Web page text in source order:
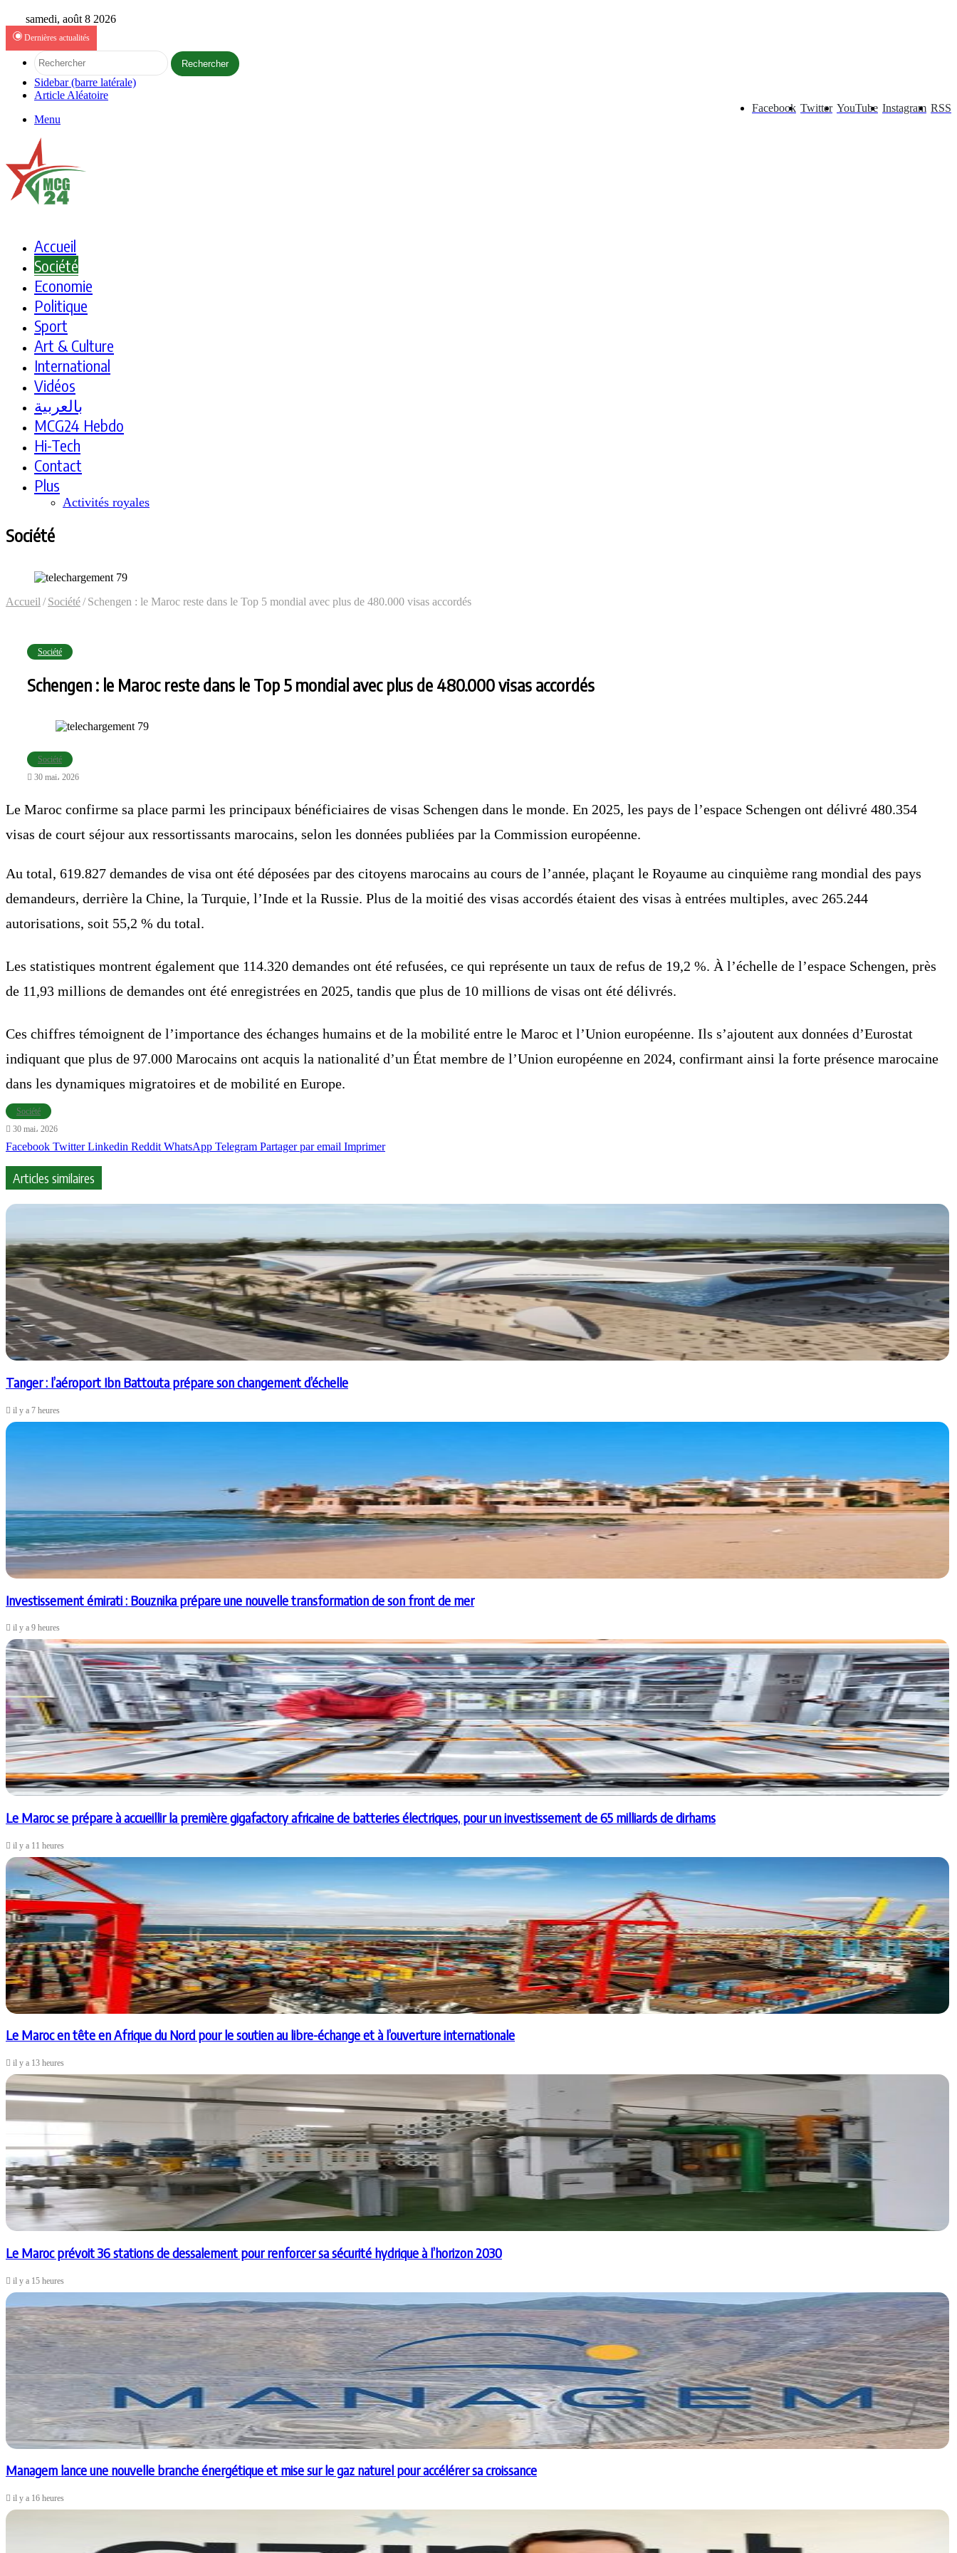
samedi, août 8 2026
Dernières actualités
Rechercher
Sidebar (barre latérale)
Article Aléatoire
RSS
Instagram
YouTube
Twitter
Facebook
Menu
Accueil
Société
Economie
Politique
Sport
Art & Culture
International
Vidéos
بالعربية
MCG24 Hebdo
Hi-Tech
Contact
Plus
Activités royales
Société
Accueil / Société/ Schengen : le Maroc reste dans le Top 5 mondial avec plus de 480.000 visas accordés
Société
Schengen : le Maroc reste dans le Top 5 mondial avec plus de 480.000 visas accordés
Société
30 mai، 2026
Le Maroc confirme sa place parmi les principaux bénéficiaires de visas Schengen dans le monde. En 2025, les pays de l’espace Schengen ont délivré 480.354
visas de court séjour aux ressortissants marocains, selon les données publiées par la Commission européenne.
Au total, 619.827 demandes de visa ont été déposées par des citoyens marocains au cours de l’année, plaçant le Royaume au cinquième rang mondial des pays
demandeurs, derrière la Chine, la Turquie, l’Inde et la Russie. Plus de la moitié des visas accordés étaient des visas à entrées multiples, avec 265.244
autorisations, soit 55,2 % du total.
Les statistiques montrent également que 114.320 demandes ont été refusées, ce qui représente un taux de refus de 19,2 %. À l’échelle de l’espace Schengen, près
de 11,93 millions de demandes ont été enregistrées en 2025, tandis que plus de 10 millions de visas ont été délivrés.
Ces chiffres témoignent de l’importance des échanges humains et de la mobilité entre le Maroc et l’Union européenne. Ils s’ajoutent aux données d’Eurostat
indiquant que plus de 97.000 Marocains ont acquis la nationalité d’un État membre de l’Union européenne en 2024, confirmant ainsi la forte présence marocaine
dans les dynamiques migratoires et de mobilité en Europe.
Société
30 mai، 2026
Facebook Twitter Linkedin Reddit WhatsApp Telegram Partager par email Imprimer
Articles similaires
Tanger : l’aéroport Ibn Battouta prépare son changement d’échelle
il y a 7 heures
Investissement émirati : Bouznika prépare une nouvelle transformation de son front de mer
il y a 9 heures
Le Maroc se prépare à accueillir la première gigafactory africaine de batteries électriques, pour un investissement de 65 milliards de dirhams
il y a 11 heures
Le Maroc en tête en Afrique du Nord pour le soutien au libre-échange et à l’ouverture internationale
il y a 13 heures
Le Maroc prévoit 36 stations de dessalement pour renforcer sa sécurité hydrique à l’horizon 2030
il y a 15 heures
Managem lance une nouvelle branche énergétique et mise sur le gaz naturel pour accélérer sa croissance
il y a 16 heures